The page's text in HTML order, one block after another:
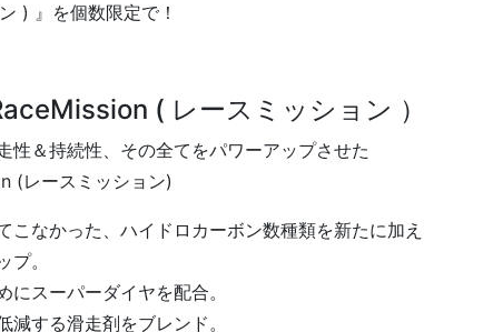
) 』を個数限定で！
( レースミッション ）
＆持続性、その全てをパワーアップさせた
(レースミッション)
こなかった、ハイドロカーボン数種類を新たに加え
。
スーパーダイヤを配合。
する滑走剤をブレンド。